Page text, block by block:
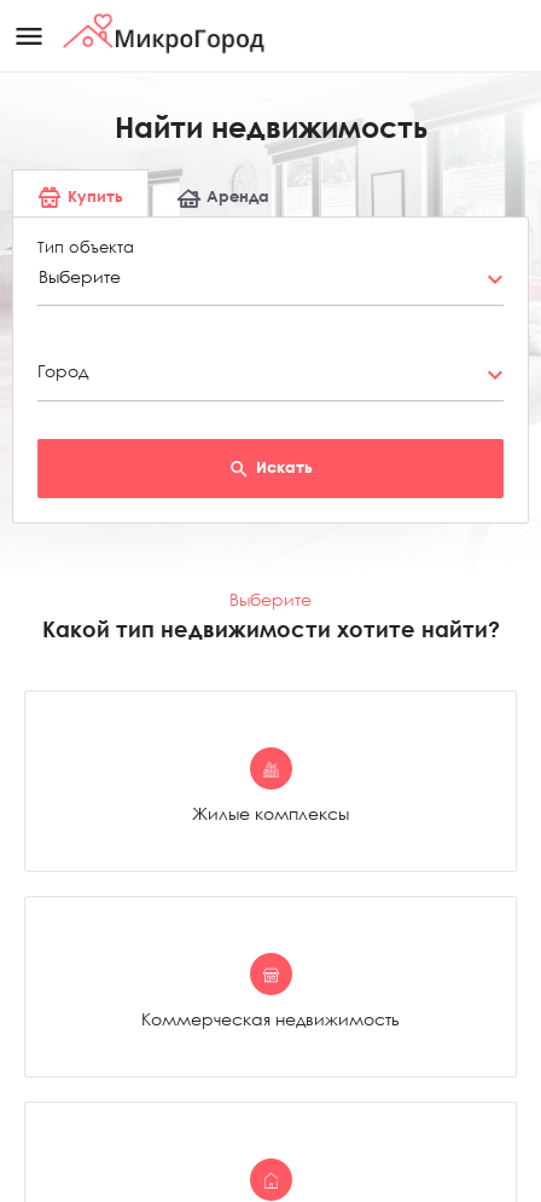
menu
Найти недвижимость
Купить Аренда
Выберите
Тип объекта
Город
search Искать
Выберите
Какой тип недвижимости хотите найти?
Жилые комплексы
смотреть предложения
Коммерческая недвижимость
смотреть предложения
смотреть предложения